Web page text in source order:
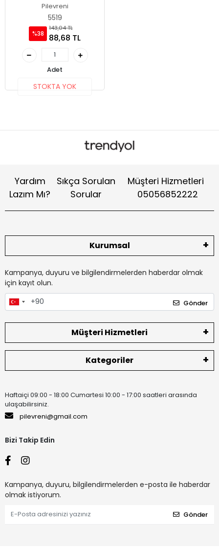
Pilevreni
5519
%38
143,04 TL
88,68 TL
Adet
STOKTA YOK
Yardım
Lazım Mı?
Sıkça Sorulan
Sorular
Müşteri Hizmetleri
05056852222
Kurumsal
Kampanya, duyuru ve bilgilendirmelerden haberdar olmak
için kayıt olun.
Gönder
Müşteri Hizmetleri
Kategoriler
Haftaiçi 09:00 - 18:00 Cumartesi 10:00 - 17:00 saatleri arasında
ulaşabilirsiniz.
pilevreni@gmail.com
Bizi Takip Edin
Kampanya, duyuru, bilgilendirmelerden e-posta ile haberdar
olmak istiyorum.
Gönder